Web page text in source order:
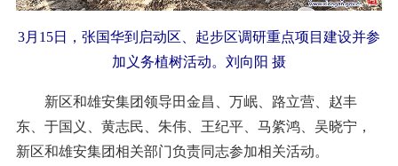
3月15日，张国华到启动区、起步区调研重点项目建设并参
加义务植树活动。刘向阳 摄
新区和雄安集团领导田金昌、万岷、路立营、赵丰
东、于国义、黄志民、朱伟、王纪平、马綮鸿、吴晓宁，
新区和雄安集团相关部门负责同志参加相关活动。